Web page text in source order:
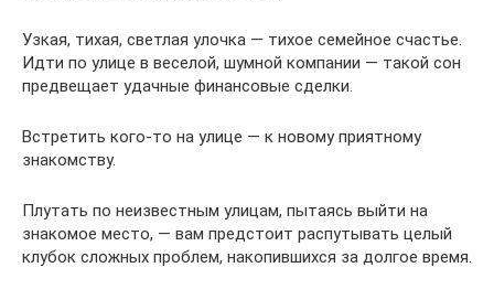
Узкая, тихая, светлая улочка — тихое семейное счастье.
Идти по улице в веселой, шумной компании — такой сон
предвещает удачные финансовые сделки.
Встретить кого-то на улице — к новому приятному
знакомству.
Плутать по неизвестным улицам, пытаясь выйти на
знакомое место, — вам предстоит распутывать целый
клубок сложных проблем, накопившихся за долгое время.